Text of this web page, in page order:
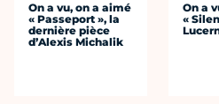
On a vu, on a aimé
« Passeport », la
dernière pièce
d’Alexis Michalik
On a
«